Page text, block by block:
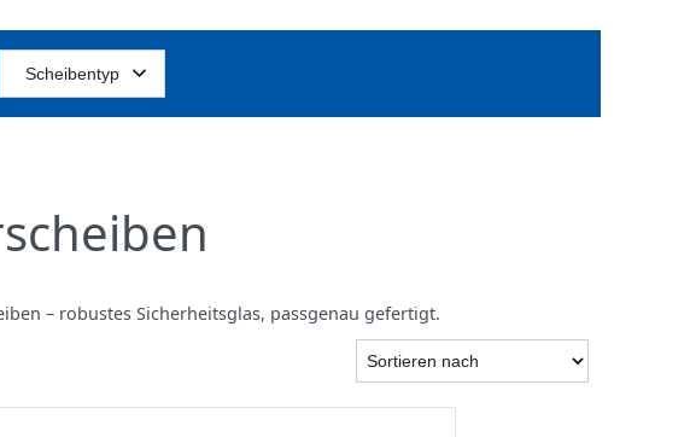
Scheibentyp
– robustes Sicherheitsglas, passgenau gefertigt.